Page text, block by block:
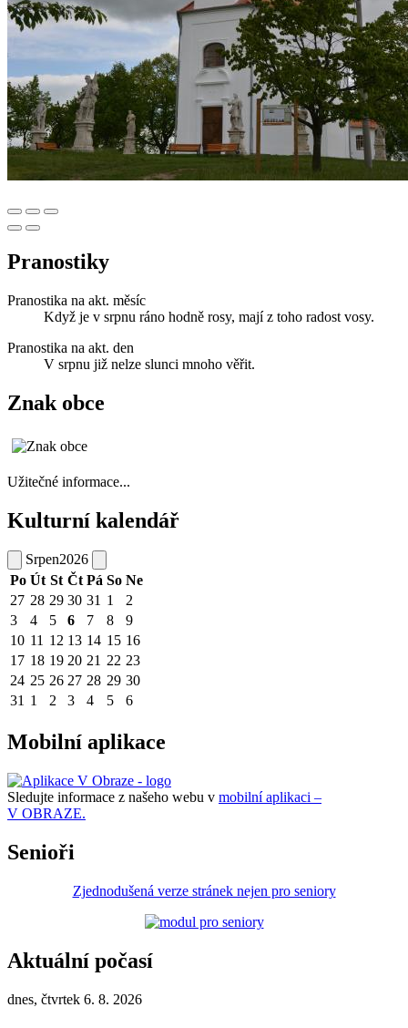
Pranostiky
Pranostika na akt. měsíc
Když je v srpnu ráno hodně rosy, mají z toho radost vosy.
Pranostika na akt. den
V srpnu již nelze slunci mnoho věřit.
Znak obce
Užitečné informace...
Kulturní kalendář
Srpen2026
Po Út St Čt Pá So Ne
27 28 29 30 31 1
2
3
4 5 6 7 8
9
10 11 12 13 14 15 16
17 18 19 20 21 22 23
24 25 26 27 28 29 30
31 1 2 3 4 5 6
Mobilní aplikace
Sledujte informace z našeho webu v mobilní aplikaci –
V OBRAZE.
Senioři
Zjednodušená verze stránek nejen pro seniory
Aktuální počasí
dnes, čtvrtek 6. 8. 2026